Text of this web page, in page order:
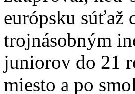
európsku súťaž
trojnásobným
juniorov do 21
miesto a po